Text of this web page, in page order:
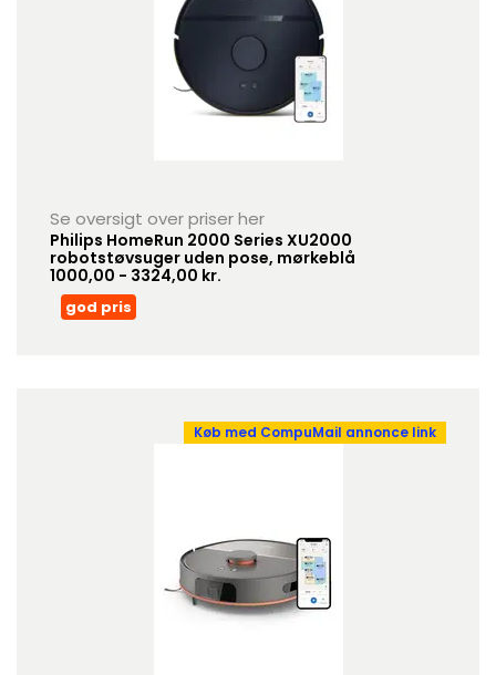
Se oversigt over priser her
Philips HomeRun 2000 Series XU2000
robotstøvsuger uden pose, mørkeblå
1000,00 - 3324,00 kr.
god pris
Køb med CompuMail annonce link